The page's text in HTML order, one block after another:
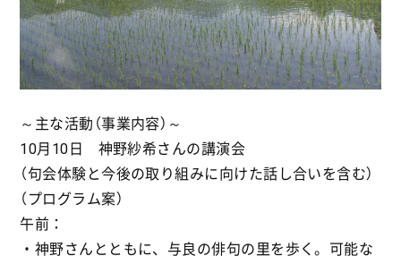
～主な活動（事業内容）～
10月10日 神野紗希さんの講演会
（句会体験と今後の取り組みに向けた話し合いを含む）
（プログラム案）
午前：
・神野さんとともに、与良の俳句の里を歩く。可能な